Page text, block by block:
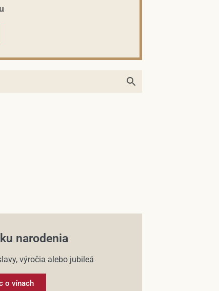
narodenia
výročia alebo jubileá
o vínach